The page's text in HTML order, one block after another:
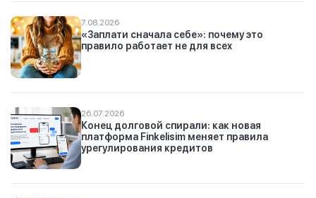
7.08.2026
«Заплати сначала себе»: почему это
правило работает не для всех
26.07.2026
Конец долговой спирали: как новая
платформа Finkelisim меняет правила
урегулирования кредитов